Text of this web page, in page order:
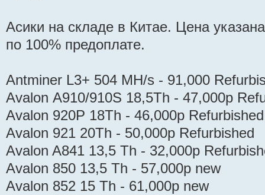
Асики на складе в Китае. Цена
по 100% предоплате.
Antminer L3+ 504 MH/s - 91,000
Avalon А910/910S 18,5Th - 47,000р
Avalon 920P 18Th - 46,000р Refurbished
Avalon 921 20Th - 50,000р Refurbished
Avalon A841 13,5 Тh - 32,000р
Avalon 850 13,5 Тh - 57,000р new
Avalon 852 15 Тh - 61,000р new